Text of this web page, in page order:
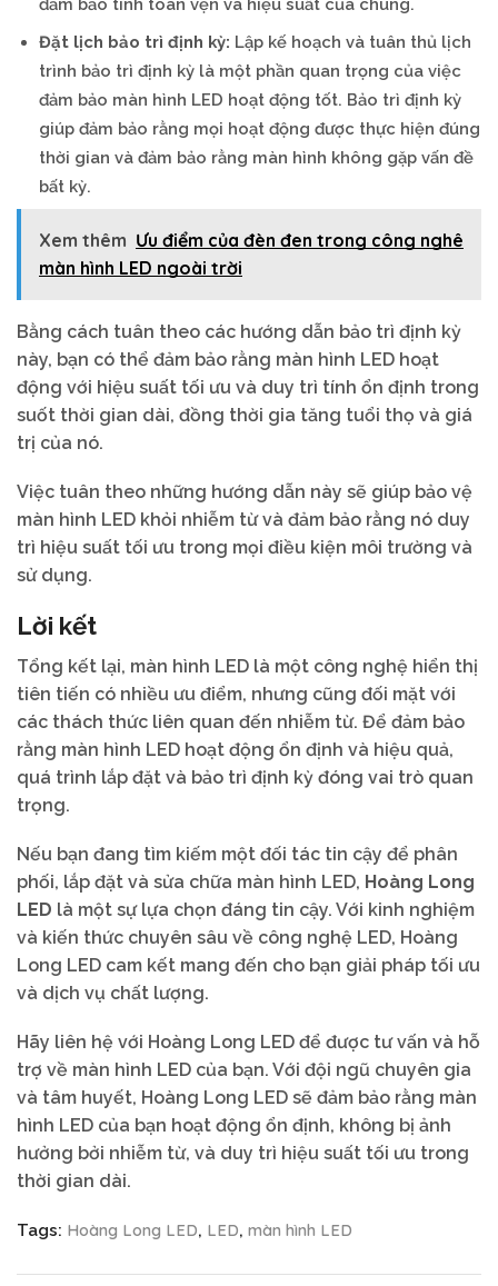
đảm bảo tính toàn vẹn và hiệu suất của chúng.
Đặt lịch bảo trì định kỳ: Lập kế hoạch và tuân thủ lịch
trình bảo trì định kỳ là một phần quan trọng của việc
đảm bảo màn hình LED hoạt động tốt. Bảo trì định kỳ
giúp đảm bảo rằng mọi hoạt động được thực hiện đúng
thời gian và đảm bảo rằng màn hình không gặp vấn đề
bất kỳ.
Xem thêm Ưu điểm của đèn đen trong công nghê
màn hình LED ngoài trời
Bằng cách tuân theo các hướng dẫn bảo trì định kỳ
này, bạn có thể đảm bảo rằng màn hình LED hoạt
động với hiệu suất tối ưu và duy trì tính ổn định trong
suốt thời gian dài, đồng thời gia tăng tuổi thọ và giá
trị của nó.
Việc tuân theo những hướng dẫn này sẽ giúp bảo vệ
màn hình LED khỏi nhiễm từ và đảm bảo rằng nó duy
trì hiệu suất tối ưu trong mọi điều kiện môi trường và
sử dụng.
Lời kết
Tổng kết lại, màn hình LED là một công nghệ hiển thị
tiên tiến có nhiều ưu điểm, nhưng cũng đối mặt với
các thách thức liên quan đến nhiễm từ. Để đảm bảo
rằng màn hình LED hoạt động ổn định và hiệu quả,
quá trình lắp đặt và bảo trì định kỳ đóng vai trò quan
trọng.
Nếu bạn đang tìm kiếm một đối tác tin cậy để phân
phối, lắp đặt và sửa chữa màn hình LED, Hoàng Long
LED là một sự lựa chọn đáng tin cậy. Với kinh nghiệm
và kiến thức chuyên sâu về công nghệ LED, Hoàng
Long LED cam kết mang đến cho bạn giải pháp tối ưu
và dịch vụ chất lượng.
Hãy liên hệ với Hoàng Long LED để được tư vấn và hỗ
trợ về màn hình LED của bạn. Với đội ngũ chuyên gia
và tâm huyết, Hoàng Long LED sẽ đảm bảo rằng màn
hình LED của bạn hoạt động ổn định, không bị ảnh
hưởng bởi nhiễm từ, và duy trì hiệu suất tối ưu trong
thời gian dài.
Tags: Hoàng Long LED, LED, màn hình LED